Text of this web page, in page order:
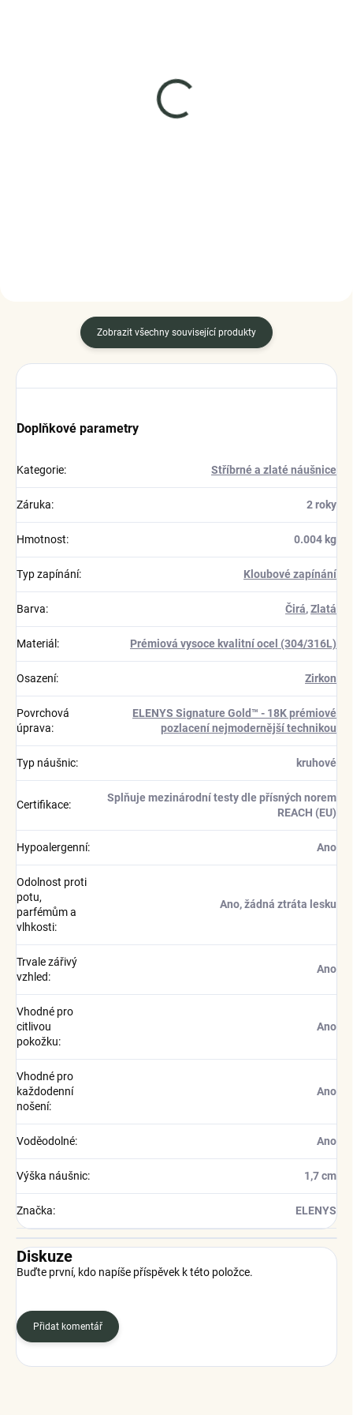
Zobrazit všechny související produkty
Doplňkové parametry
Kategorie: Stříbrné a zlaté náušnice
Záruka: 2 roky
Hmotnost: 0.004 kg
Typ zapínání: Kloubové zapínání
Barva: Čirá,Zlatá
Materiál : Prémiová vysoce kvalitní ocel (304/316L)
Osazení: Zirkon
Povrchová
úprava:
ELENYS Signature Gold™ - 18K prémiové
pozlacení nejmodernější technikou
Typ náušnic: kruhové
Certifikace:
Splňuje mezinárodní testy dle přísných norem
REACH (EU)
Hypoalergenní: Ano
Odolnost proti
potu,
parfémům a
vlhkosti:
Ano, žádná ztráta lesku
Trvale zářivý
vzhled:
Ano
Vhodné pro
citlivou
pokožku:
Ano
Vhodné pro
každodenní
nošení:
Ano
Voděodolné: Ano
Výška náušnic: 1,7 cm
Značka: ELENYS
Diskuze
Buďte první, kdo napíše příspěvek k této položce.
Přidat komentář